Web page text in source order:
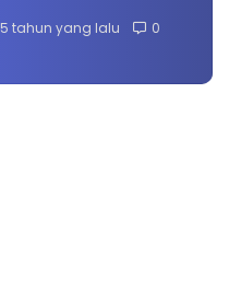
5 tahun yang lalu 0